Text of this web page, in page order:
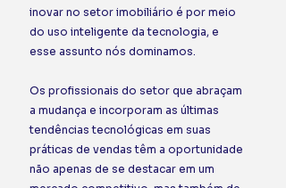
inovar no setor imobiliário é por meio
do uso inteligente da tecnologia, e
esse assunto nós dominamos.
Os profissionais do setor que abraçam
a mudança e incorporam as últimas
tendências tecnológicas em suas
práticas de vendas têm a oportunidade
não apenas de se destacar em um